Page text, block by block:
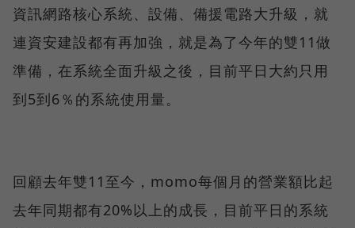
資訊網路核心系統、設備、備援電路大升級，就
連資安建設都有再加強，就是為了今年的雙11做
準備，在系統全面升級之後，目前平日大約只用
到5到6％的系統使用量。
回顧去年雙11至今，momo每個月的營業額比起
去年同期都有20%以上的成長，目前平日的系統